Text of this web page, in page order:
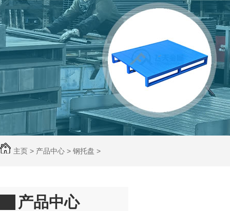
主页 > 产品中心 > 钢托盘 >
产品中心